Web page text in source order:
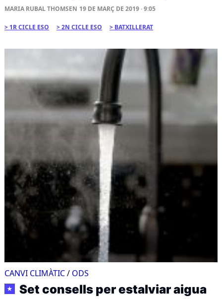
MARIA RUBAL THOMSEN 19 DE MARÇ DE 2019 · 9:05
1R CICLE ESO 2N CICLE ESO BATXILLERAT
CANVI CLIMÀTIC/ ODS
★ Set consells per estalviar aigua